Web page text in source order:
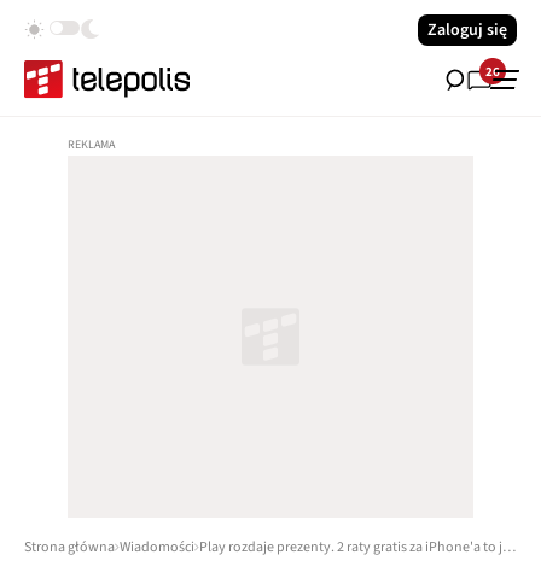
Zaloguj się
26
Strona główna Wiadomości Play rozdaje prezenty. 2 raty gratis za iPhone'a to jeden z nich